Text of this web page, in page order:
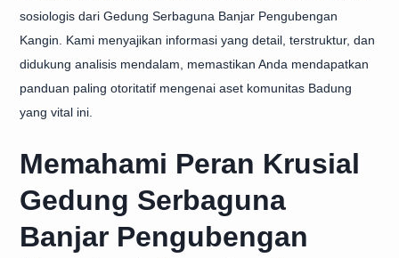
sosiologis dari Gedung Serbaguna Banjar Pengubengan
Kangin. Kami menyajikan informasi yang detail, terstruktur, dan
didukung analisis mendalam, memastikan Anda mendapatkan
panduan paling otoritatif mengenai aset komunitas Badung
yang vital ini.
Memahami Peran Krusial
Gedung Serbaguna
Banjar Pengubengan